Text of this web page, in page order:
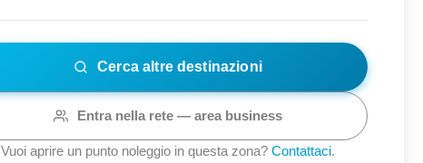
Cerca altre destinazioni
Entra nella rete — area business
Vuoi aprire un punto noleggio in questa zona? Contattaci.